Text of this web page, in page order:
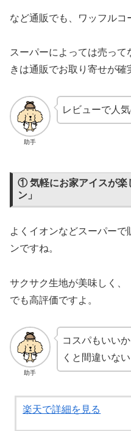
など通販でも、ワッフルコ
スーパーによっては売って
きは通販でお取り寄せが確
助手
レビューで人
① 気軽にお家アイスが楽
ン」
よくイオンなどスーパー
ンですね。
サクサク生地が美味しく、
でも高評価ですよ。
助手
コスパもいい
くと間違いない
楽天で詳細を見る